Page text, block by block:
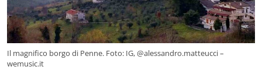
Il magnifico borgo di Penne. Foto: IG, @alessandro.matteucci –
wemusic.it